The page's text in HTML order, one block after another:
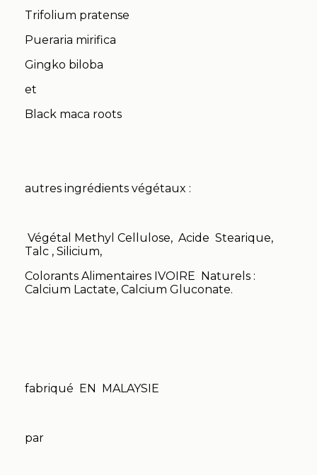
Trifolium pratense
Pueraria mirifica
Gingko biloba
et
Black maca roots
autres ingrédients végétaux :
Végétal Methyl Cellulose, Acide Stearique,
Talc , Silicium,
Colorants Alimentaires IVOIRE Naturels :
Calcium Lactate, Calcium Gluconate.
fabriqué EN MALAYSIE
par